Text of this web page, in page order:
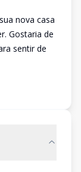
nova casa
Gostaria de
sentir de